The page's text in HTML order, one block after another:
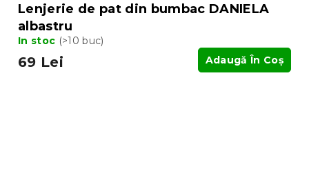
Lenjerie de pat din bumbac DANIELA
albastru
In stoc (>10 buc)
69 Lei Adaugă În Coş